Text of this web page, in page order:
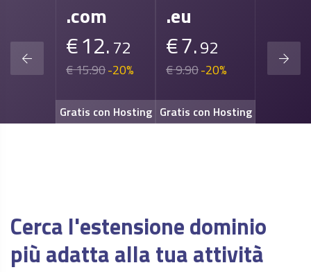
00
-96%
.com
€12.72
€ 15.90-20%
Gratis con Hosting
.eu
€7.92
€ 9.90-20%
Gratis con Hosting
€2.
€ 37.90
Cerca l'estensione dominio
più adatta alla tua attività